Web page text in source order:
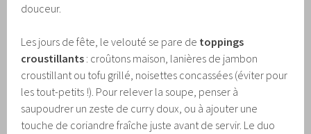
douceur.
Les jours de fête, le velouté se pare de toppings
croustillants : croûtons maison, lanières de jambon
croustillant ou tofu grillé, noisettes concassées (éviter pour
les tout-petits !). Pour relever la soupe, penser à
saupoudrer un zeste de curry doux, ou à ajouter une
touche de coriandre fraîche juste avant de servir. Le duo